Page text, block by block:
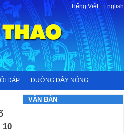
Tiếng Việt-English
ĐÁP ĐƯỜNG DÂY NÓNG
VĂN BẢN